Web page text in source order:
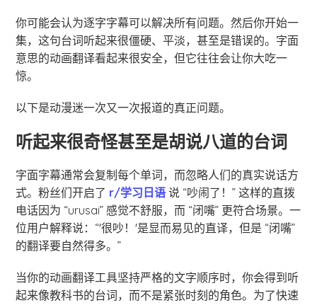
你可能会认为逐字字幕可以解决所有问题。然后你开始一
集，这句台词听起来很僵硬、平淡，甚至是错误的。字面
意思的动画翻译看起来很安全，但它往往会让你大吃一
惊。
以下是动漫迷一次又一次报道的真正问题。
听起来很奇怪甚至是胡说八道的台词
字面字幕通常会复制每个单词，而忽略人们的真实说话方
式。粉丝们开启了 r/学习日语 说 “吵闹了！” 这样的直拨
电话因为 “urusai” 感觉不舒服，而 “闭嘴” 更符合场景。一
位用户解释说：“'很吵！'是显而易见的直译，但是 “闭嘴”
的翻译要自然得多。”
当你的动画翻译工具坚持严格的文字顺序时，你会得到听
起来像教科书的台词，而不是紧张时刻的角色。为了快速